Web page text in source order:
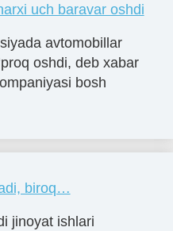
uch baravar oshdi
avtomobillar
oshdi, deb xabar
bosh
biroq…
jinoyat ishlari